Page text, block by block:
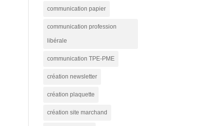
communication papier
communication profession
libérale
communication TPE-PME
création newsletter
création plaquette
création site marchand